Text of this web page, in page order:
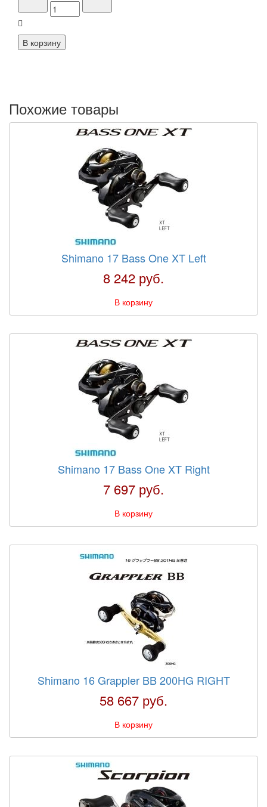
Похожие товары
Shimano 17 Bass One XT Left
8 242 руб.
В корзину
Shimano 17 Bass One XT Right
7 697 руб.
В корзину
Shimano 16 Grappler BB 200HG RIGHT
58 667 руб.
В корзину